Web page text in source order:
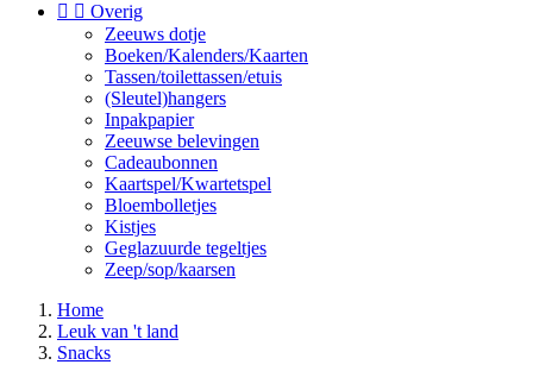
  Overig
Zeeuws dotje
Boeken/Kalenders/Kaarten
Tassen/toilettassen/etuis
(Sleutel)hangers
Inpakpapier
Zeeuwse belevingen
Cadeaubonnen
Kaartspel/Kwartetspel
Bloembolletjes
Kistjes
Geglazuurde tegeltjes
Zeep/sop/kaarsen
Home
Leuk van 't land
Snacks